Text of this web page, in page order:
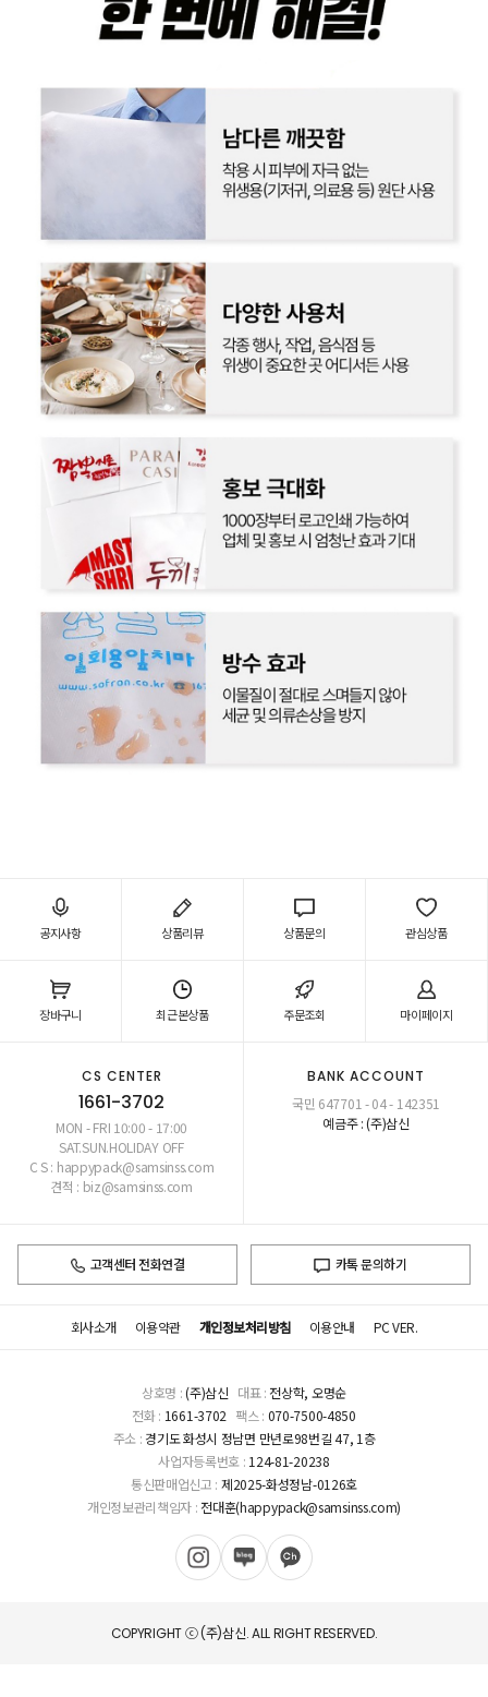
공지사항 상품리뷰 상품문의 관심상품
장바구니 최근본상품 주문조회 마이페이지
CS CENTER
1661-3702
MON - FRI 10:00 - 17:00
SAT.SUN.HOLIDAY OFF
C S : happypack@samsinss.com
견적 : biz@samsinss.com
BANK ACCOUNT
국민 647701 - 04 - 142351
예금주 : (주)삼신
고객센터 전화연결 카톡 문의하기
회사소개 이용약관 개인정보처리방침 이용안내 PC VER.
상호명 :(주)삼신 대표 : 전상학, 오명순
전화 : 1661-3702 팩스 : 070-7500-4850
주소 : 경기도 화성시 정남면 만년로98번길 47, 1층
사업자등록번호 : 124-81-20238
통신판매업신고 : 제2025-화성정남-0126호
개인정보관리책임자 : 전대훈(happypack@samsinss.com)
COPYRIGHT ⓒ (주)삼신. ALL RIGHT RESERVED.